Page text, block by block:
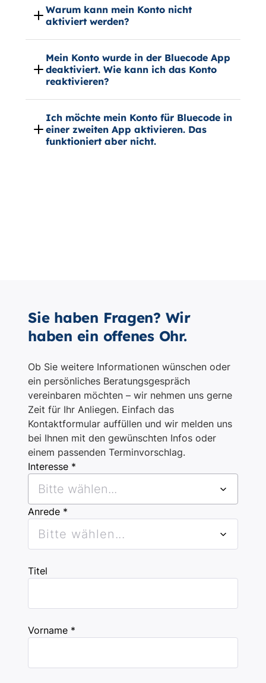
Sie haben Fragen? Wir
haben ein offenes Ohr.
Ob Sie weitere Informationen wünschen oder
ein persönliches Beratungsgespräch
vereinbaren möchten – wir nehmen uns gerne
Zeit für Ihr Anliegen. Einfach das
Kontaktformular auffüllen und wir melden uns
bei Ihnen mit den gewünschten Infos oder
einem passenden Terminvorschlag.
Interesse *
Bitte wählen...
Anrede *
Bitte wählen...
Titel
Vorname *